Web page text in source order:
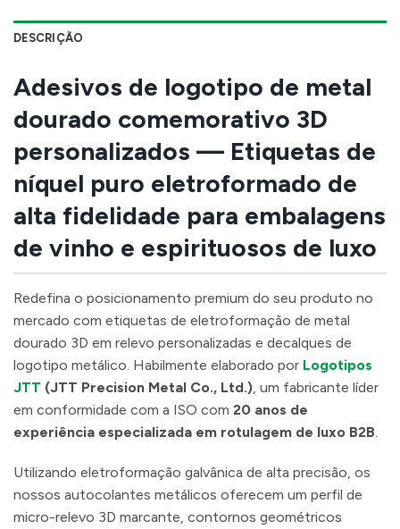
DESCRIÇÃO
Adesivos de logotipo de metal
dourado comemorativo 3D
personalizados — Etiquetas de
níquel puro eletroformado de
alta fidelidade para embalagens
de vinho e espirituosos de luxo
Redefina o posicionamento premium do seu produto no
mercado com etiquetas de eletroformação de metal
dourado 3D em relevo personalizadas e decalques de
logotipo metálico. Habilmente elaborado por Logotipos
JTT (JTT Precision Metal Co., Ltd.) , um fabricante líder
em conformidade com a ISO com 20 anos de
experiência especializada em rotulagem de luxo B2B
Utilizando eletroformação galvânica de alta precisão, os
nossos autocolantes metálicos oferecem um perfil de
micro-relevo 3D marcante, contornos geométricos